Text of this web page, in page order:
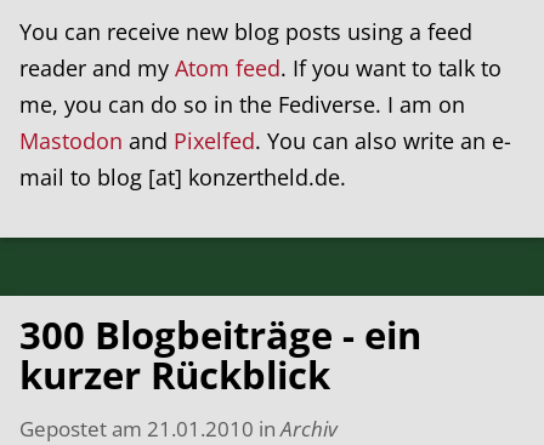
You can receive new blog posts using a feed
reader and my Atom feed. If you want to talk to
me, you can do so in the Fediverse. I am on
Mastodon and Pixelfed. You can also write an e-
mail to blog [at] konzertheld.de.
300 Blogbeiträge - ein
kurzer Rückblick
Gepostet am 21.01.2010 in Archiv